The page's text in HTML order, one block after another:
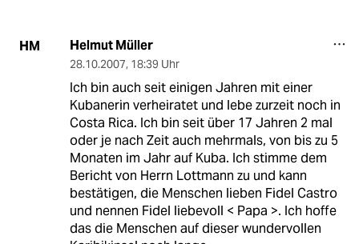
HM Helmut Müller
28.10.2007, 18:39 Uhr
Ich bin auch seit einigen Jahren mit einer
Kubanerin verheiratet und lebe zurzeit noch in
Costa Rica. Ich bin seit über 17 Jahren 2 mal
oder je nach Zeit auch mehrmals, von bis zu 5
Monaten im Jahr auf Kuba. Ich stimme dem
Bericht von Herrn Lottmann zu und kann
bestätigen, die Menschen lieben Fidel Castro
und nennen Fidel liebevoll < Papa >. Ich hoffe
das die Menschen auf dieser wundervollen